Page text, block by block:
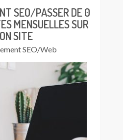
SEO/PASSER DE 0
MENSUELLES SUR
SITE
SEO/Web